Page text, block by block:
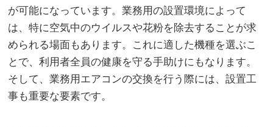
が可能になっています。業務用の設置環境によって
は、特に空気中のウイルスや花粉を除去することが求
められる場面もあります。これに適した機種を選ぶこ
とで、利用者全員の健康を守る手助けにもなります。
そして、業務用エアコンの交換を行う際には、設置工
事も重要な要素です。